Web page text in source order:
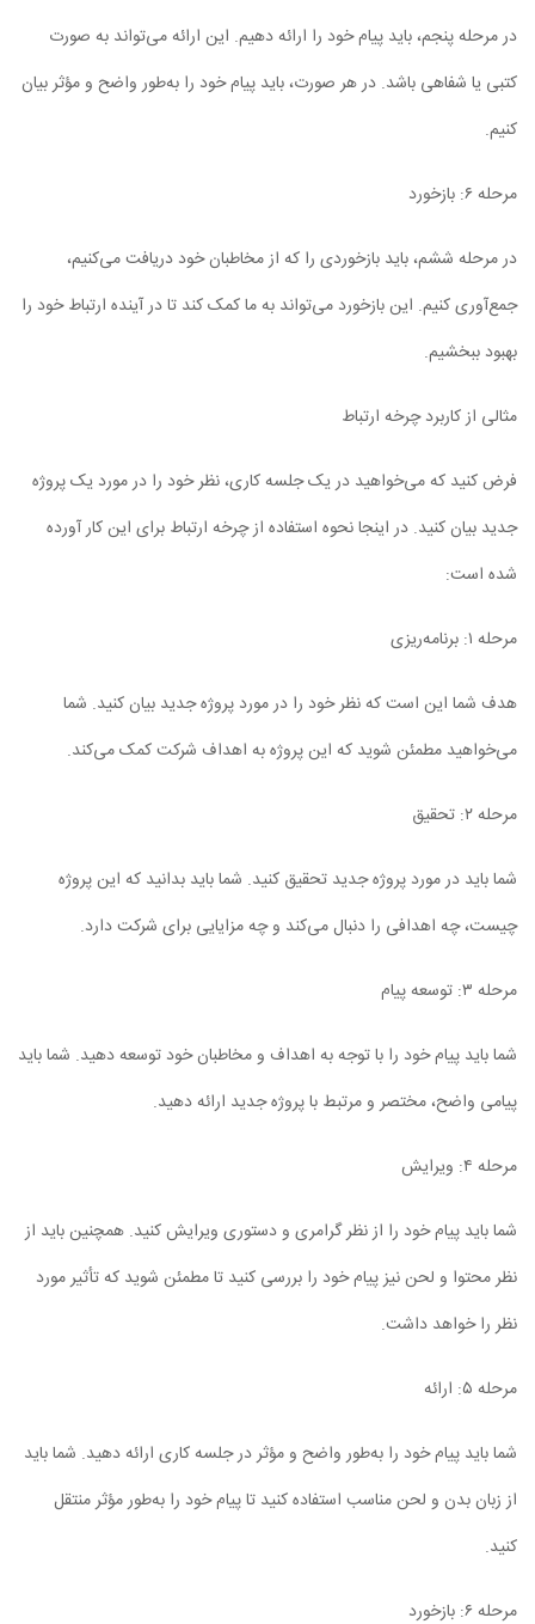
در مرحله پنجم، باید پیام خود را ارائه دهیم. این ارائه می‌تواند به صورت
کتبی یا شفاهی باشد. در هر صورت، باید پیام خود را به‌طور واضح و مؤثر بیان
کنیم.
مرحله ۶: بازخورد
در مرحله ششم، باید بازخوردی را که از مخاطبان خود دریافت می‌کنیم،
جمع‌آوری کنیم. این بازخورد می‌تواند به ما کمک کند تا در آینده ارتباط خود را
بهبود ببخشیم.
مثالی از کاربرد چرخه ارتباط
فرض کنید که می‌خواهید در یک جلسه کاری، نظر خود را در مورد یک پروژه
جدید بیان کنید. در اینجا نحوه استفاده از چرخه ارتباط برای این کار آورده
شده است:
مرحله ۱: برنامه‌ریزی
هدف شما این است که نظر خود را در مورد پروژه جدید بیان کنید. شما
می‌خواهید مطمئن شوید که این پروژه به اهداف شرکت کمک می‌کند.
مرحله ۲: تحقیق
شما باید در مورد پروژه جدید تحقیق کنید. شما باید بدانید که این پروژه
چیست، چه اهدافی را دنبال می‌کند و چه مزایایی برای شرکت دارد.
مرحله ۳: توسعه پیام
شما باید پیام خود را با توجه به اهداف و مخاطبان خود توسعه دهید. شما باید
پیامی واضح، مختصر و مرتبط با پروژه جدید ارائه دهید.
مرحله ۴: ویرایش
شما باید پیام خود را از نظر گرامری و دستوری ویرایش کنید. همچنین باید از
نظر محتوا و لحن نیز پیام خود را بررسی کنید تا مطمئن شوید که تأثیر مورد
نظر را خواهد داشت.
مرحله ۵: ارائه
شما باید پیام خود را به‌طور واضح و مؤثر در جلسه کاری ارائه دهید. شما باید
از زبان بدن و لحن مناسب استفاده کنید تا پیام خود را به‌طور مؤثر منتقل
کنید.
مرحله ۶: بازخورد